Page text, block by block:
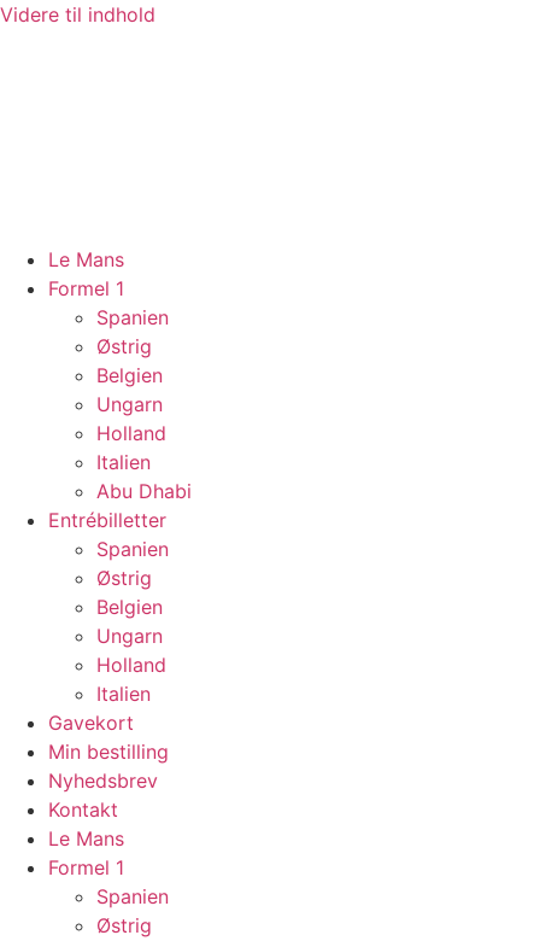
Videre til indhold
Le Mans
Formel 1
Spanien
Østrig
Belgien
Ungarn
Holland
Italien
Abu Dhabi
Entrébilletter
Spanien
Østrig
Belgien
Ungarn
Holland
Italien
Gavekort
Min bestilling
Nyhedsbrev
Kontakt
Le Mans
Formel 1
Spanien
Østrig